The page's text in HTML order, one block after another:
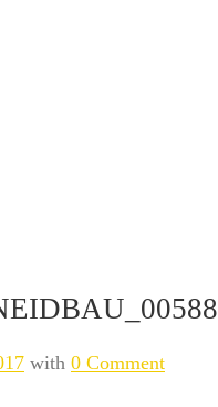
with 0 Comment